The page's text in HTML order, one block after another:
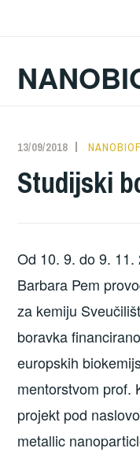
13/09/2018
Studijski
Od 10. 9. do 9.
Barbara Pem
za kemiju
boravka
europskih
mentorstvom prof.
projekt pod
metallic